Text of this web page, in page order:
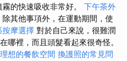
的快速吸收非常好。 下午茶外
除其他事項外，在運動期間，使
按摩選擇 對於自己來說，很難潤
哪裡，而且頭髮看起來很奇怪。
想的餐飲空間 換護照的常見問